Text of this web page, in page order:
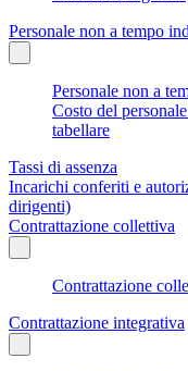
Personale non a tempo
Personale non a
Costo del
tabellare
Tassi di assenza
Incarichi conferiti e
dirigenti)
Contrattazione collettiva
Contrattazione
Contrattazione integrativa